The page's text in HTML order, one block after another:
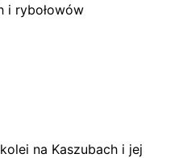
i rybołowów
na Kaszubach i jej